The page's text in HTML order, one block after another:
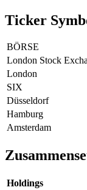
Ticker
BÖRSE
London Stock
London
SIX
Düsseldorf
Hamburg
Amsterdam
Holdings